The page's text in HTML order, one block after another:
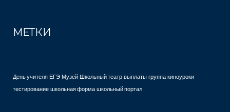
МЕТКИ
День учителя ЕГЭ Музей Школьный театр выплаты группа киноуроки
тестирование школьная форма школьный портал